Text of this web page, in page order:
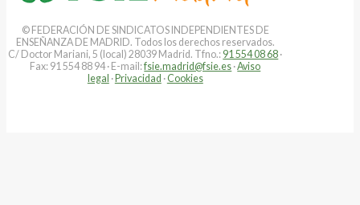
© FEDERACIÓN DE SINDICATOS INDEPENDIENTES DE
ENSEÑANZA DE MADRID. Todos los derechos reservados.
C/ Doctor Mariani, 5 (local) 28039 Madrid. Tfno.: 91 554 08 68 ·
Fax: 91 554 88 94 · E-mail:fsie.madrid@fsie.es ·Aviso
legal ·Privacidad · Cookies